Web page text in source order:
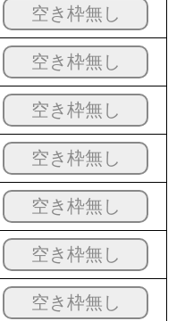
空き枠無し
空き枠無し
空き枠無し
空き枠無し
空き枠無し
空き枠無し
空き枠無し